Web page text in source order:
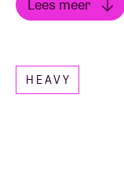
De Zwitserse
melodieuze
melodieën van
Lees meer
HEAVY